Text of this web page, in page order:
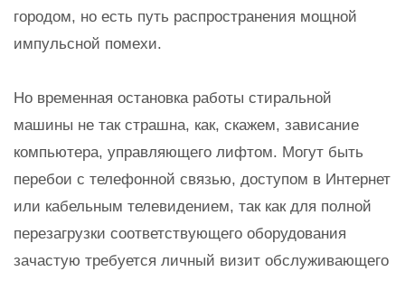
городом, но есть путь распространения мощной
импульсной помехи.
Но временная остановка работы стиральной
машины не так страшна, как, скажем, зависание
компьютера, управляющего лифтом. Могут быть
перебои с телефонной связью, доступом в Интернет
или кабельным телевидением, так как для полной
перезагрузки соответствующего оборудования
зачастую требуется личный визит обслуживающего